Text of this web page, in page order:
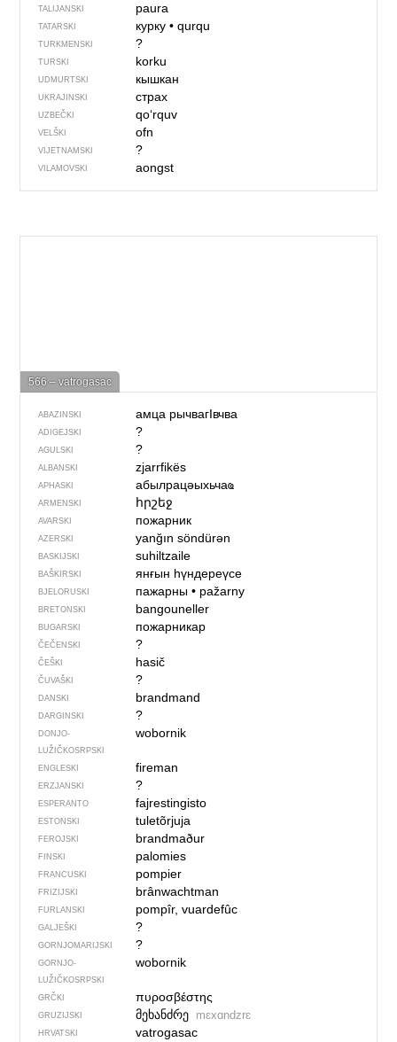
TALIJANSKI paura
TATARSKI курку• qurqu
TURKMENSKI ?
TURSKI korku
UDMURTSKI кышкан
UKRAJINSKI страх
UZBEČKI qoʻrquv
VELŠKI ofn
VIJETNAMSKI ?
VILAMOVSKI aongst
566 – vatrogasac
ABAZINSKI амца рычвагIвчва
ADIGEJSKI ?
AGULSKI ?
ALBANSKI zjarrfikës
APHASKI абылрацәыхьчаҩ
ARMENSKI հրշեջ
AVARSKI пожарник
AZERSKI yanğın söndürən
BASKIJSKI suhiltzaile
BAŠKIRSKI янғын һүндереүсе
BJELORUSKI пажарны• pažarny
BRETONSKI bangouneller
BUGARSKI пожарникар
ČEČENSKI ?
ČEŠKI hasič
ČUVAŠKI ?
DANSKI brandmand
DARGINSKI ?
DONJO­
LUŽIČKOSRPSKI
wobornik
ENGLESKI fireman
ERZJANSKI ?
ESPERANTO fajrestingisto
ESTONSKI tuletõrjuja
FEROJSKI brandmaður
FINSKI palomies
FRANCUSKI pompier
FRIZIJSKI brânwachtman
FURLANSKI pompîr, vuardefûc
GALJEŠKI ?
GORNJOMARIJSKI ?
GORNJO­
LUŽIČKOSRPSKI
wobornik
GRČKI πυροσβέστης
GRUZIJSKI მეხანძრე mɛxɑndzrɛ
HRVATSKI vatrogasac